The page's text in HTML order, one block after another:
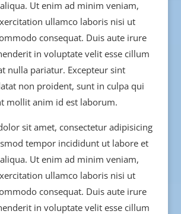
Ut enim ad minim veniam,
ullamco laboris nisi ut
consequat. Duis aute irure
in voluptate velit esse cillum
nulla pariatur. Excepteur sint
non proident, sunt in culpa qui
mollit anim id est laborum.
sit amet, consectetur adipisicing
tempor incididunt ut labore et
Ut enim ad minim veniam,
ullamco laboris nisi ut
consequat. Duis aute irure
in voluptate velit esse cillum